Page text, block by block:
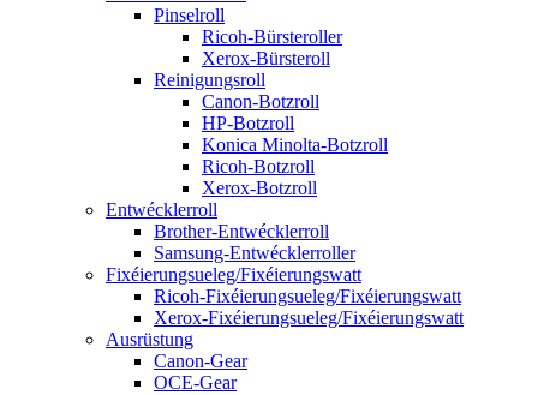
Pinselroll
Ricoh-Bürsteroller
Xerox-Bürsteroll
Reinigungsroll
Canon-Botzroll
HP-Botzroll
Konica Minolta-Botzroll
Ricoh-Botzroll
Xerox-Botzroll
Entwécklerroll
Brother-Entwécklerroll
Samsung-Entwécklerroller
Fixéierungsueleg/Fixéierungswatt
Ricoh-Fixéierungsueleg/Fixéierungswatt
Xerox-Fixéierungsueleg/Fixéierungswatt
Ausrüstung
Canon-Gear
OCE-Gear